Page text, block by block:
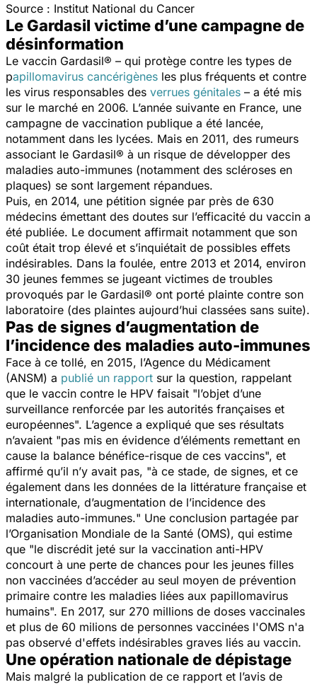
Source : Institut National du Cancer
Le Gardasil victime d’une campagne de
désinformation
Le vaccin Gardasil® – qui protège contre les types de
papillomavirus cancérigènes les plus fréquents et contre
les virus responsables des verrues génitales – a été mis
sur le marché en 2006. L’année suivante en France, une
campagne de vaccination publique a été lancée,
notamment dans les lycées. Mais en 2011, des rumeurs
associant le Gardasil® à un risque de développer des
maladies auto-immunes (notamment des scléroses en
plaques) se sont largement répandues.
Puis, en 2014, une pétition signée par près de 630
médecins émettant des doutes sur l’efficacité du vaccin a
été publiée. Le document affirmait notamment que son
coût était trop élevé et s’inquiétait de possibles effets
indésirables. Dans la foulée, entre 2013 et 2014, environ
30 jeunes femmes se jugeant victimes de troubles
provoqués par le Gardasil® ont porté plainte contre son
laboratoire (des plaintes aujourd’hui classées sans suite).
Pas de signes d’augmentation de
l’incidence des maladies auto-immunes
Face à ce tollé, en 2015, l’Agence du Médicament
(ANSM) a publié un rapport sur la question, rappelant
que le vaccin contre le HPV faisait "l’objet d’une
surveillance renforcée par les autorités françaises et
européennes". L’agence a expliqué que ses résultats
n’avaient "pas mis en évidence d’éléments remettant en
cause la balance bénéfice-risque de ces vaccins", et
affirmé qu’il n’y avait pas, "à ce stade, de signes, et ce
également dans les données de la littérature française et
internationale, d’augmentation de l’incidence des
maladies auto-immunes." Une conclusion partagée par
l’Organisation Mondiale de la Santé (OMS), qui estime
que "le discrédit jeté sur la vaccination anti-HPV
concourt à une perte de chances pour les jeunes filles
non vaccinées d’accéder au seul moyen de prévention
primaire contre les maladies liées aux papillomavirus
humains". En 2017, sur 270 millions de doses vaccinales
et plus de 60 milions de personnes vaccinées l'OMS n'a
pas observé d'effets indésirables graves liés au vaccin.
Une opération nationale de dépistage
Mais malgré la publication de ce rapport et l’avis de